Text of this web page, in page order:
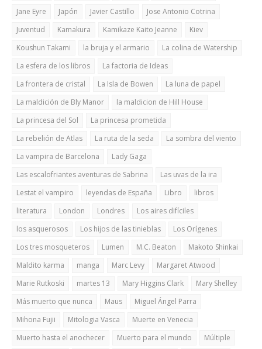
Jane Eyre
Japón Javier Castillo
Jose Antonio Cotrina
Juventud
Kamakura Kamikaze Kaito Jeanne
Kiev
Koushun Takami
la bruja y el armario
La colina de Watership
La esfera de los libros
La factoria de Ideas
La frontera de cristal
La Isla de Bowen
La luna de papel
La maldición de Bly Manor
la maldicion de Hill House
La princesa del Sol
La princesa prometida
La rebelión de Atlas
La ruta de la seda
La sombra del viento
La vampira de Barcelona
Lady Gaga
Las escalofriantes aventuras de Sabrina
Las uvas de la ira
Lestat el vampiro
leyendas de España Libro
libros
literatura
London Londres
Los aires difíciles
los asquerosos
Los hijos de las tinieblas
Los Orígenes
Los tres mosqueteros
Lumen M.C. Beaton
Makoto Shinkai
Maldito karma
manga Marc Levy
Margaret Atwood
Marie Rutkoski
martes 13 Mary Higgins Clark
Mary Shelley
Más muerto que nunca
Maus
Miguel Ángel Parra
Mihona Fujii
Mitologia Vasca
Muerte en Venecia
Muerto hasta el anochecer
Muerto para el mundo
Múltiple